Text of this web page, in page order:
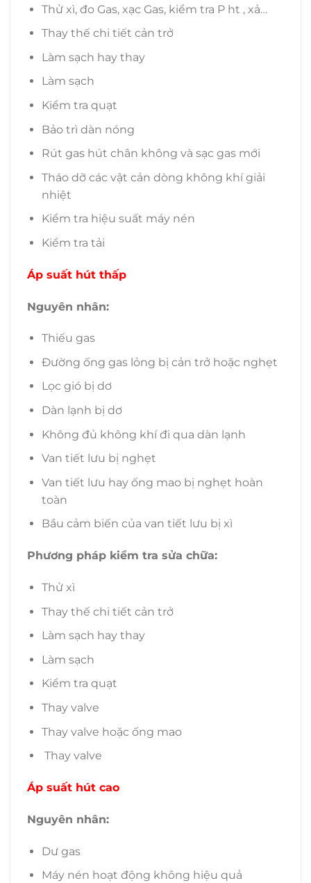
Thử xì, đo Gas, xạc Gas, kiểm tra P ht , xả…
Thay thế chi tiết cản trở
Làm sạch hay thay
Làm sạch
Kiểm tra quạt
Bảo trì dàn nóng
Rút gas hút chân không và sạc gas mới
Tháo dỡ các vật cản dòng không khí giải
nhiệt
Kiểm tra hiệu suất máy nén
Kiểm tra tải
Áp suất hút thấp
Nguyên nhân:
Thiếu gas
Đường ống gas lỏng bị cản trở hoặc nghẹt
Lọc gió bị dơ
Dàn lạnh bị dơ
Không đủ không khí đi qua dàn lạnh
Van tiết lưu bị nghẹt
Van tiết lưu hay ống mao bị nghẹt hoàn
toàn
Bầu cảm biến của van tiết lưu bị xì
Phương pháp kiểm tra sửa chữa:
Thử xì
Thay thế chi tiết cản trở
Làm sạch hay thay
Làm sạch
Kiểm tra quạt
Thay valve
Thay valve hoặc ống mao
Thay valve
Áp suất hút cao
Nguyên nhân:
Dư gas
Máy nén hoạt động không hiệu quả